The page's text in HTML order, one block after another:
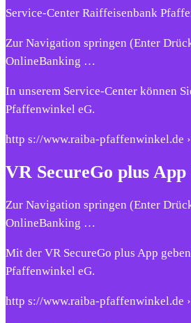
Service-Center Raiffeisenbank
Zur Navigation springen (Enter
OnlineBanking …
In unserem Service-Center können
Pfaffenwinkel eG.
http s://www.raiba-pfaffenwinkel.de
VR SecureGo plus
Zur Navigation springen (Enter
OnlineBanking …
Mit der VR SecureGo plus App
Pfaffenwinkel eG.
http s://www.raiba-pfaffenwinkel.de